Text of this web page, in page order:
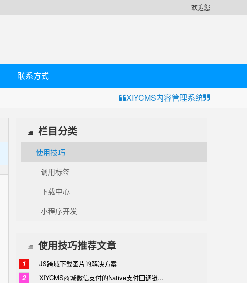
欢迎您
联系方式
XIYCMS内容管理系统
栏目分类
使用技巧
调用标签
下载中心
小程序开发
使用技巧推荐文章
1
JS跨域下载图片的解决方案
2
XIYCMS商城微信支付的Native支付回调链...